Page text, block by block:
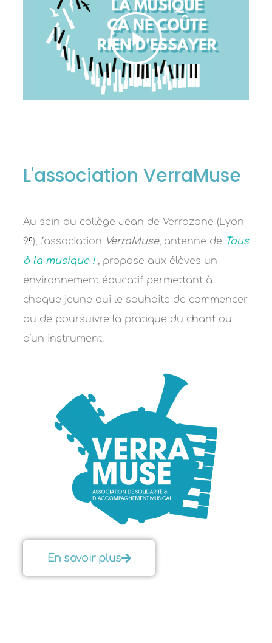
PLAY
04:01
MUTE SETTINGS
ENTER
PLAY
L'association VerraMuse
Au sein du collège Jean de Verrazane (Lyon
9e), l’association VerraMuse, antenne de Tous
à la musique !, propose aux élèves un
environnement éducatif permettant à
chaque jeune qui le souhaite de commencer
ou de poursuivre la pratique du chant ou
d’un instrument.
En savoir plus